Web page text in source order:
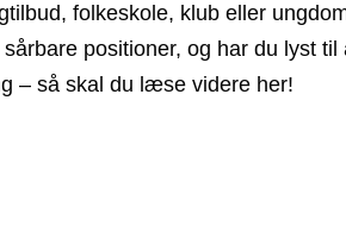
folkeskole, klub eller
positioner, og har du lyst
– så skal du læse videre her!